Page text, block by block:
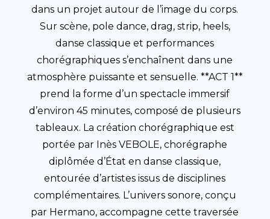
dans un projet autour de l’image du corps.
Sur scène, pole dance, drag, strip, heels,
danse classique et performances
chorégraphiques s’enchaînent dans une
atmosphère puissante et sensuelle. **ACT 1**
prend la forme d’un spectacle immersif
d’environ 45 minutes, composé de plusieurs
tableaux. La création chorégraphique est
portée par Inès VEBOLE, chorégraphe
diplômée d’État en danse classique,
entourée d’artistes issus de disciplines
complémentaires. L’univers sonore, conçu
par Hermano, accompagne cette traversée